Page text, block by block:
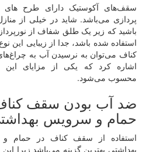
سقف‌های آکوستیک دارای طرح های
پردازی می‌باشد. شاید در خیلی از
باشید که زیر یک طلق شفاف از
استفاده شده باشد، جدا از زیبایی این
کناف می‌توان به نرسیدن آب به
اشاره کرد که یکی از مزایای این
محسوب می‌شود.
ضد آب بودن سقف
حمام و سرویس
استفاده از سقف کناف در حمام
بهداشتی بهترین گزینه می‌باشد زیرا